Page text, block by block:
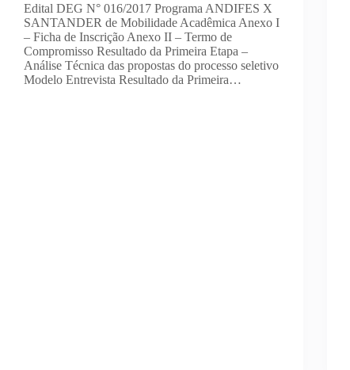
Edital DEG N° 016/2017 Programa ANDIFES X
SANTANDER de Mobilidade Acadêmica Anexo I
– Ficha de Inscrição Anexo II – Termo de
Compromisso Resultado da Primeira Etapa –
Análise Técnica das propostas do processo seletivo
Modelo Entrevista Resultado da Primeira…